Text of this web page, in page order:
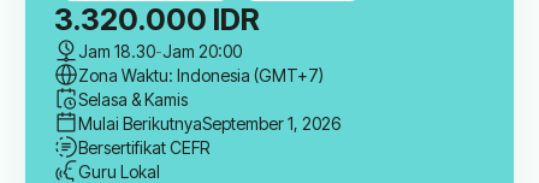
3.320.000 IDR
Jam 18.30-Jam 20:00
Zona Waktu: Indonesia (GMT+7)
Selasa & Kamis
Mulai BerikutnyaSeptember 1, 2026
Bersertifikat CEFR
Guru Lokal